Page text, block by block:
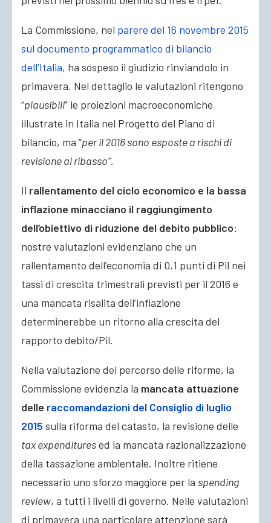
La Commissione, nel parere del 16 novembre 2015
sul documento programmatico di bilancio
dell’Italia, ha sospeso il giudizio rinviandolo in
primavera. Nel dettaglio le valutazioni ritengono
“plausibili” le proiezioni macroeconomiche
illustrate in Italia nel Progetto del Piano di
bilancio, ma “per il 2016 sono esposte a rischi di
revisione al ribasso”.
Il rallentamento del ciclo economico e la bassa
inflazione minacciano il raggiungimento
dell’obiettivo di riduzione del debito pubblico:
nostre valutazioni evidenziano che un
rallentamento dell’economia di 0,1 punti di Pil nei
tassi di crescita trimestrali previsti per il 2016 e
una mancata risalita dell’inflazione
determinerebbe un ritorno alla crescita del
rapporto debito/Pil.
Nella valutazione del percorso delle riforme, la
Commissione evidenzia la mancata attuazione
delle raccomandazioni del Consiglio di luglio
2015 sulla riforma del catasto, la revisione delle
tax expendituresed la mancata razionalizzazione
della tassazione ambientale. Inoltre ritiene
necessario uno sforzo maggiore per la spending
review, a tutti i livelli di governo. Nelle valutazioni
di primavera una particolare attenzione sarà